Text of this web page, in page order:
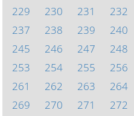
229
230 231 232
237
238 239 240
245
246 247 248
253
254 255 256
261
262 263 264
269
270 271 272